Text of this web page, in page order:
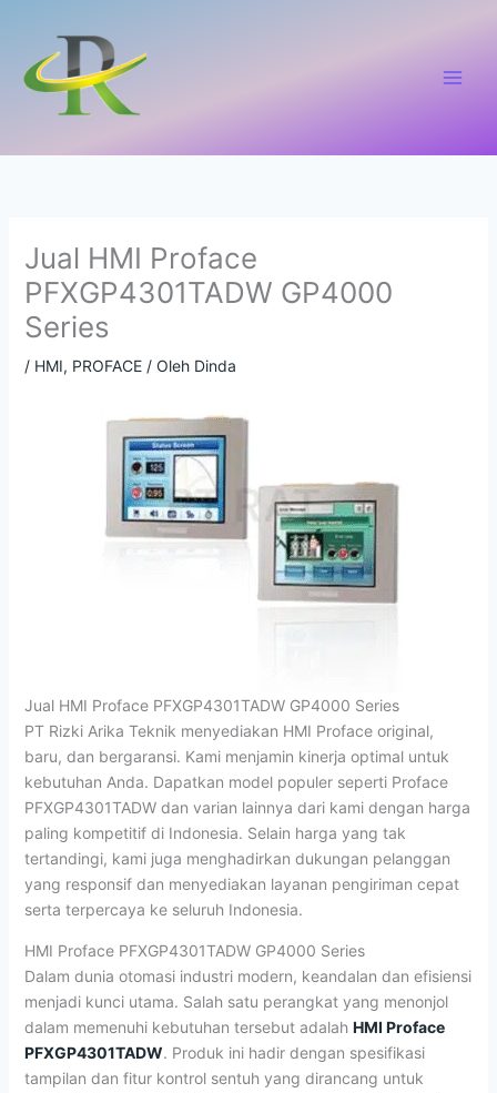
konten
Jual HMI Proface
PFXGP4301TADW GP4000
Series
/ HMI, PROFACE/ Oleh Dinda
Jual HMI Proface PFXGP4301TADW GP4000 Series
PT Rizki Arika Teknik menyediakan HMI Proface original,
baru, dan bergaransi. Kami menjamin kinerja optimal untuk
kebutuhan Anda. Dapatkan model populer seperti Proface
PFXGP4301TADW dan varian lainnya dari kami dengan harga
paling kompetitif di Indonesia. Selain harga yang tak
tertandingi, kami juga menghadirkan dukungan pelanggan
yang responsif dan menyediakan layanan pengiriman cepat
serta terpercaya ke seluruh Indonesia.
HMI Proface PFXGP4301TADW GP4000 Series
Dalam dunia otomasi industri modern, keandalan dan efisiensi
menjadi kunci utama. Salah satu perangkat yang menonjol
dalam memenuhi kebutuhan tersebut adalah HMI Proface
PFXGP4301TADW. Produk ini hadir dengan spesifikasi
tampilan dan fitur kontrol sentuh yang dirancang untuk